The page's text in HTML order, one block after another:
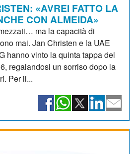
«AVREI FATTO LA
CON ALMEIDA»
ma la capacità di
mai. Jan Christen e la UAE
hanno vinto la quinta tappa del
regalandosi un sorriso dopo la
Per il...